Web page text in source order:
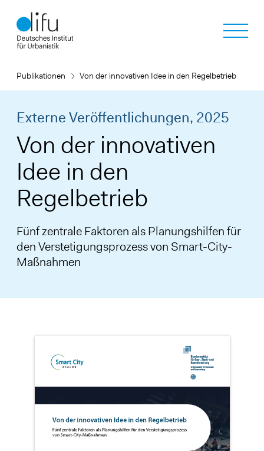
zum
Inhalt
Publikationen Von der innovativen Idee in den Regelbetrieb
Externe Veröffentlichungen, 2025
Von der innovativen
Idee in den
Regelbetrieb
Fünf zentrale Faktoren als Planungshilfen für
den Verstetigungsprozess von Smart-City-
Maßnahmen